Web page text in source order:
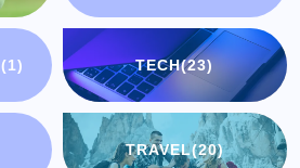
(1) TECH(23)
TRAVEL(20)